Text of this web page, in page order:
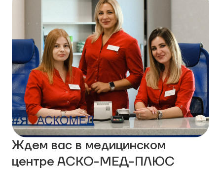
Ждем вас в медицинском
центре АСКО-МЕД-ПЛЮС